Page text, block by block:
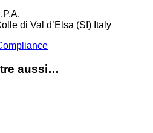
di Val d’Elsa (SI) Italy
aussi…